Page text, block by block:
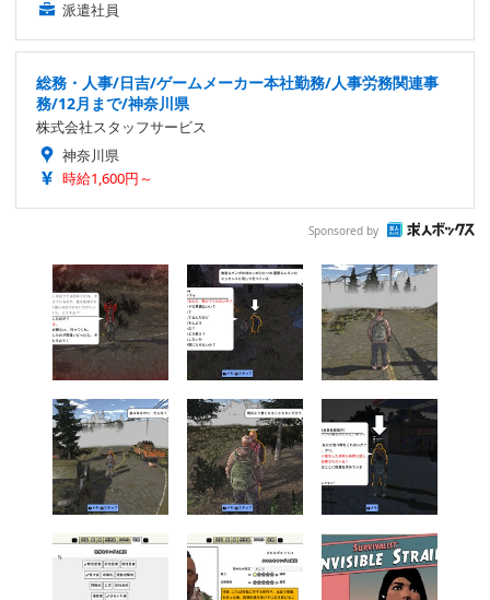
派遣社員
総務・人事/日吉/ゲームメーカー本社勤務/人事労務関連事
務/12月まで/神奈川県
株式会社スタッフサービス
神奈川県
時給1,600円～
Sponsored by